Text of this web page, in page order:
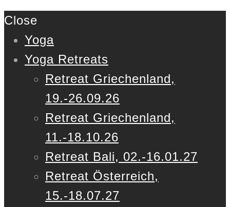
Close
Yoga
Yoga Retreats
Retreat Griechenland,
19.-26.09.26
Retreat Griechenland,
11.-18.10.26
Retreat Bali, 02.-16.01.27
Retreat Österreich,
15.-18.07.27